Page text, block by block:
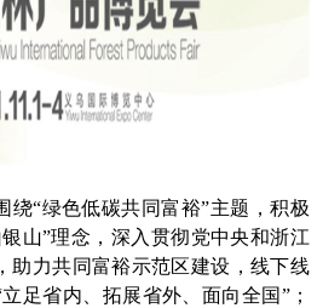
绕“绿色低碳共同富裕”主题，积极
山”理念，深入贯彻党中央和浙江
助力共同富裕示范区建设，线下线
足省内、拓展省外、面向全国”；